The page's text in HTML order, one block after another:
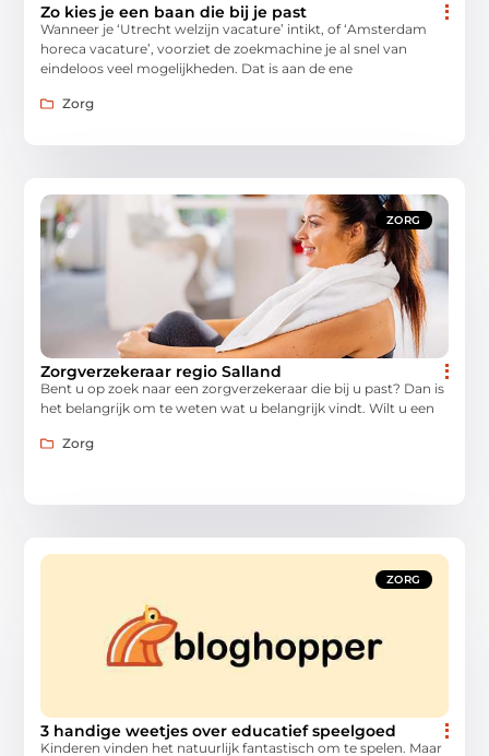
Zo kies je een baan die bij je past
Wanneer je ‘Utrecht welzijn vacature’ intikt, of ‘Amsterdam
horeca vacature’, voorziet de zoekmachine je al snel van
eindeloos veel mogelijkheden. Dat is aan de ene
Zorg
ZORG
Zorgverzekeraar regio Salland
Bent u op zoek naar een zorgverzekeraar die bij u past? Dan is
het belangrijk om te weten wat u belangrijk vindt. Wilt u een
Zorg
ZORG
3 handige weetjes over educatief speelgoed
Kinderen vinden het natuurlijk fantastisch om te spelen. Maar